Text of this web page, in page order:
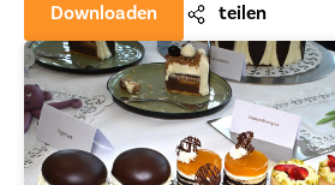
Downloaden teilen